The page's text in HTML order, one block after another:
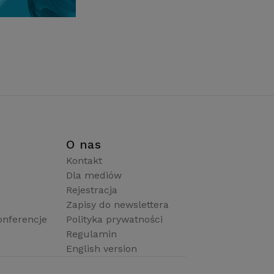
O nas
Kontakt
Dla mediów
Rejestracja
Zapisy do newslettera
Polityka prywatności
Regulamin
English version